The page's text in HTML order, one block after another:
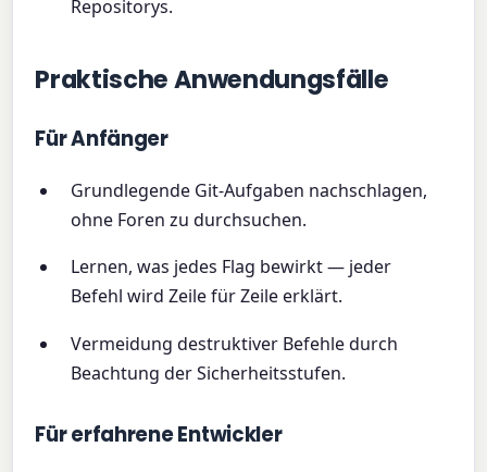
Repositorys.
Praktische Anwendungsfälle
Für Anfänger
Grundlegende Git-Aufgaben nachschlagen,
ohne Foren zu durchsuchen.
Lernen, was jedes Flag bewirkt — jeder
Befehl wird Zeile für Zeile erklärt.
Vermeidung destruktiver Befehle durch
Beachtung der Sicherheitsstufen.
Für erfahrene Entwickler